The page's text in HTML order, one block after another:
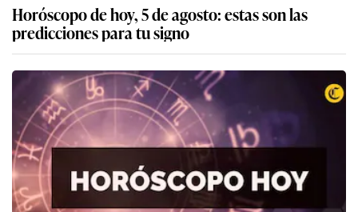
Horóscopo de hoy, 5 de agosto: estas son las
predicciones para tu signo